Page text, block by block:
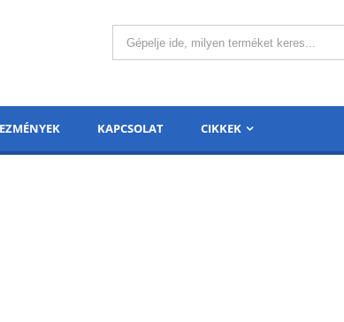
KAPCSOLAT CIKKEK